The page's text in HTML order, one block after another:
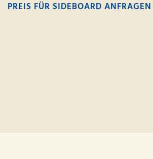
PREIS FÜR SIDEBOARD ANFRAGEN